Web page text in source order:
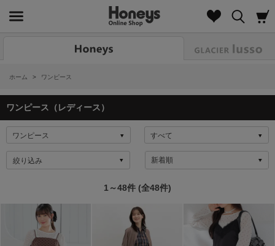
ホーム > ワンピース
ワンピース（レディース）
絞り込み
1～48件 (全48件)